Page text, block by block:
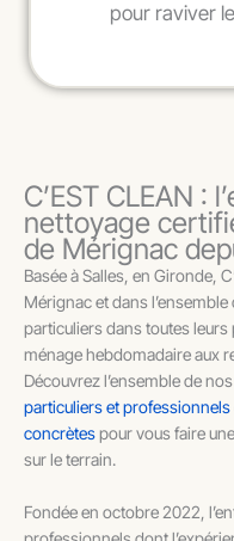
pour raviver
C’EST CLEAN :
nettoyage
de Mérignac
Basée à Salles, en Gironde,
Mérignac et dans
particuliers dans toutes
ménage hebdomadaire aux
Découvrez l’ensemble de nos
particuliers et professionnels
concrètespour vous faire
sur le terrain.
Fondée en octobre 2022,